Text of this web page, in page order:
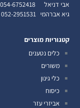
אבי דניאל 054-6752418
גיא אברהמי 052-2951531
קטגוריות מוצרים
כלים נטענים
משורים
כלי גינון
כיסוח
אביזרי עזר